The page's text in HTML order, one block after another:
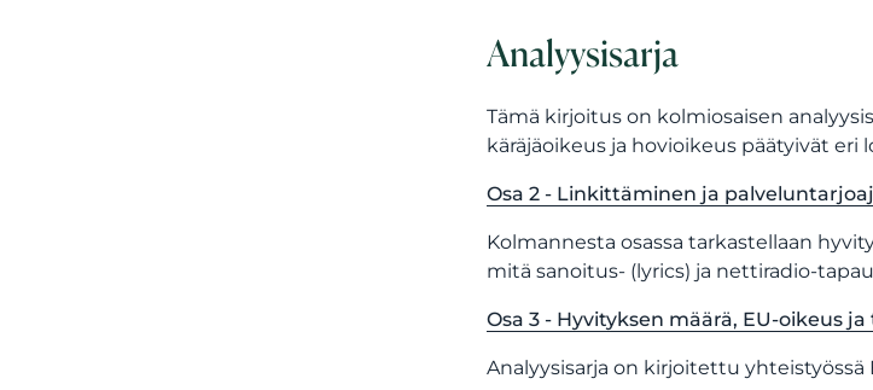
Analyysisarja
Tämä kirjoitus on kolmiosaisen
käräjäoikeus ja hovioikeus päätyivät
Osa 2 - Linkittäminen ja
Kolmannesta osassa tarkastellaan
mitä sanoitus- (lyrics) ja nettiradio-
Osa 3 - Hyvityksen määrä, EU-oikeus
Analyysisarja on kirjoitettu yhteistyössä